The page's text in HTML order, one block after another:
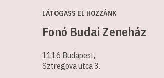
LÁTOGASS EL HOZZÁNK
Fonó Budai Zeneház
1116 Budapest,
Sztregova utca 3.